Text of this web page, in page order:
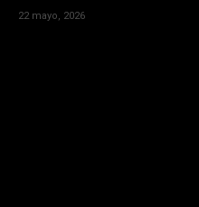
22 mayo, 2026